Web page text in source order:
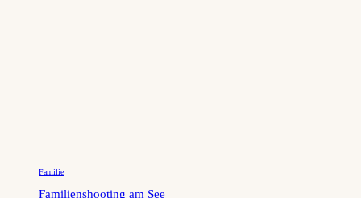
Familie
Familienshooting am See